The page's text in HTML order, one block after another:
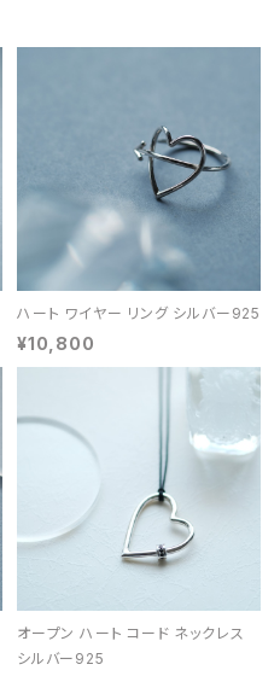
ハート ワイヤー リング シルバー925
¥10,800
オープン ハート コード ネックレス
シルバー925